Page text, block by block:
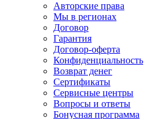
Авторские права
Мы в регионах
Договор
Гарантия
Договор-оферта
Конфиденциальность
Возврат денег
Сертификаты
Сервисные центры
Вопросы и ответы
Бонусная программа